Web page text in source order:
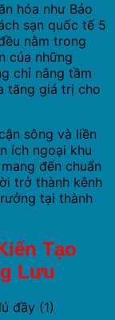
hóa như Bảo
sạn quốc tế 5
nằm trong
của những
chỉ nâng tầm
tăng giá trị cho
sông và liền
ích ngoại khu
đến chuẩn
trở thành kênh
tại thành
Tạo
Lưu